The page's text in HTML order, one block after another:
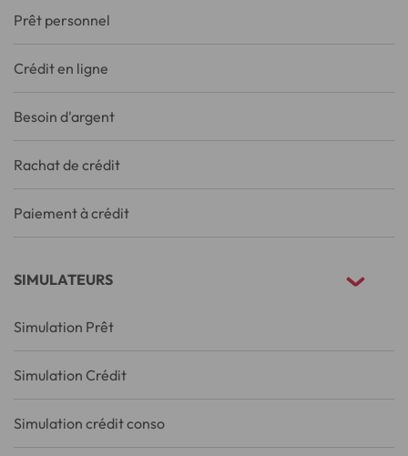
Prêt personnel
Crédit en ligne
Besoin d'argent
Rachat de crédit
Paiement à crédit
SIMULATEURS
Simulation Prêt
Simulation Crédit
Simulation crédit conso